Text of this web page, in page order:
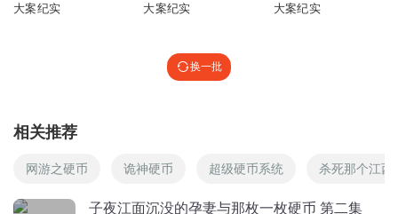
大案纪实 大案纪实 大案纪实
换一批
相关推荐
网游之硬币 诡神硬币 超级硬币系统 杀死那个江西
子夜江面沉没的孕妻与那枚一枚硬币 第二集